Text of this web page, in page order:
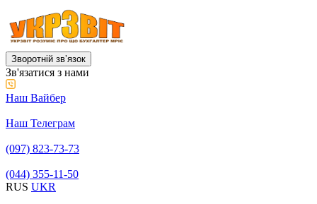
Зворотній звʼязок
Зв'язатися з нами
Наш Вайбер
Наш Телеграм
(097) 823-73-73
(044) 355-11-50
RUS UKR